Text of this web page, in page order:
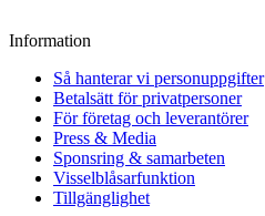
Information
Så hanterar vi personuppgifter
Betalsätt för privatpersoner
För företag och leverantörer
Press & Media
Sponsring & samarbeten
Visselblåsarfunktion
Tillgänglighet